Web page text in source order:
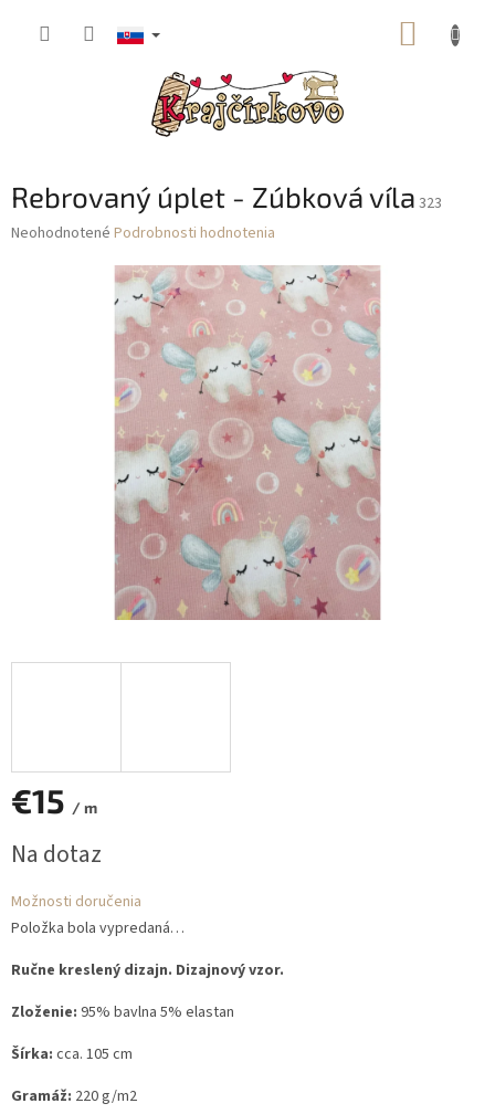
Rebrovaný úplet - Zúbková víla 323
Priemerné
Neohodnotené Podrobnosti hodnotenia
€15 / m
cena:
Na dotaz
Možnosti doručenia
Položka bola vypredaná…
Ručne kreslený dizajn. Dizajnový vzor.
Zloženie: 95% bavlna 5% elastan
Šírka: cca. 105 cm
Gramáž: 220 g/m2